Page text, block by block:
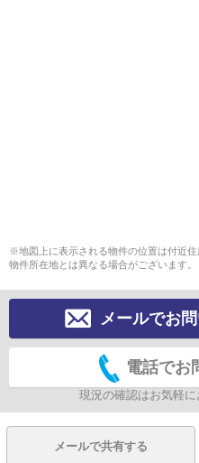
※地図上に表示される物件の位置は付近
物件所在地とは異なる場合がございます。
メールでお
電話でお
現況の確認はお気軽に
メールで共有する